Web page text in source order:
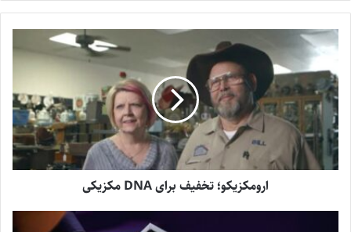
ارومکزیکو؛ تخفیف برای DNA مکزیکی